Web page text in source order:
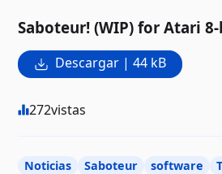
Saboteur! (WIP) for Atari
Descargar | 44 kB
272vistas
Noticias Saboteur software